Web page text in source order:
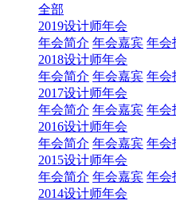
全部
2019设计师年会
年会简介 年会嘉宾 年会
2018设计师年会
年会简介 年会嘉宾 年会
2017设计师年会
年会简介 年会嘉宾 年会
2016设计师年会
年会简介 年会嘉宾 年会
2015设计师年会
年会简介 年会嘉宾 年会
2014设计师年会